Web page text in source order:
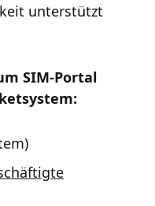
unterstützt
SIM-Portal